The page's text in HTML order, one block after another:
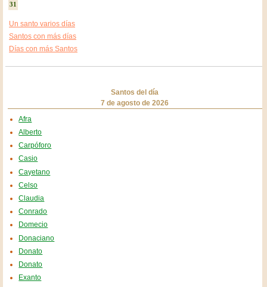
31
Un santo varios días
Santos con más días
Días con más Santos
Santos del día
7 de agosto de 2026
Afra
Alberto
Carpóforo
Casio
Cayetano
Celso
Claudia
Conrado
Domecio
Donaciano
Donato
Donato
Exanto